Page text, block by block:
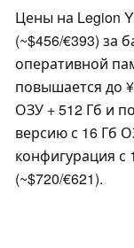
Цены на Legion
(~$456/€393) за
оперативной
повышается до
ОЗУ + 512 Гб и
версию с 16 Гб
конфигурация с
(~$720/€621).